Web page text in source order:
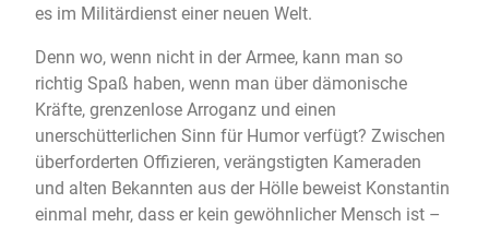
es im Militärdienst einer neuen Welt.
Denn wo, wenn nicht in der Armee, kann man so
richtig Spaß haben, wenn man über dämonische
Kräfte, grenzenlose Arroganz und einen
unerschütterlichen Sinn für Humor verfügt? Zwischen
überforderten Offizieren, verängstigten Kameraden
und alten Bekannten aus der Hölle beweist Konstantin
einmal mehr, dass er kein gewöhnlicher Mensch ist –